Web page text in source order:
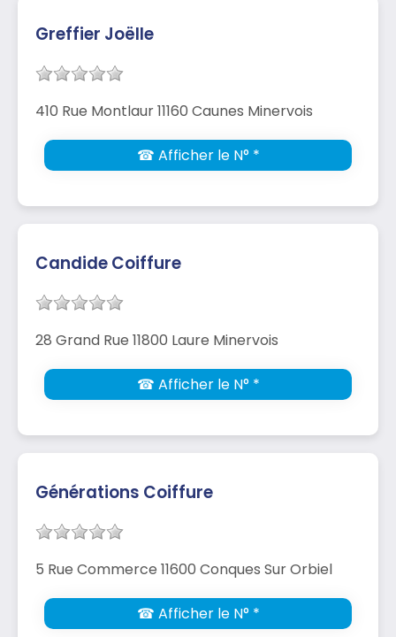
Greffier Joëlle
410 Rue Montlaur 11160 Caunes Minervois
☎ Afficher le N° *
Candide Coiffure
28 Grand Rue 11800 Laure Minervois
☎ Afficher le N° *
Générations Coiffure
5 Rue Commerce 11600 Conques Sur Orbiel
☎ Afficher le N° *